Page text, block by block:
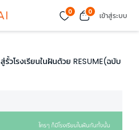
0 0 เข้าสู่ระบบ
สู่รั้วโรงเรียนในฝันด้วย RESUME(ฉบับ